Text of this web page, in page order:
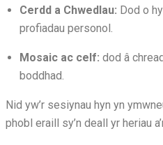
Cerdd a Chwedlau: Dod o
profiadau personol.
Mosaic ac celf: dod â
boddhad.
Nid yw’r sesiynau hyn yn
phobl eraill sy’n deall yr heriau